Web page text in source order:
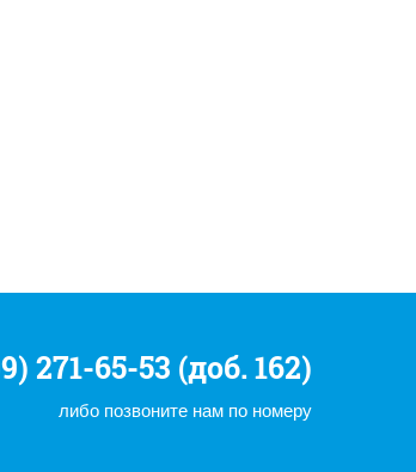
271-65-53 (доб. 162)
либо позвоните нам по номеру